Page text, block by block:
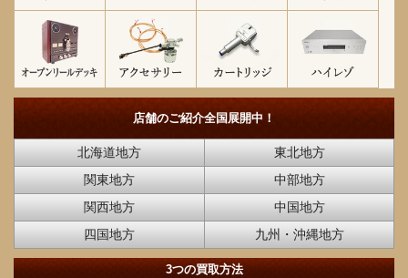
店舗のご紹介全国展開中！
北海道地方
東北地方
関東地方
中部地方
関西地方
中国地方
四国地方
九州・沖縄地方
3つの買取方法